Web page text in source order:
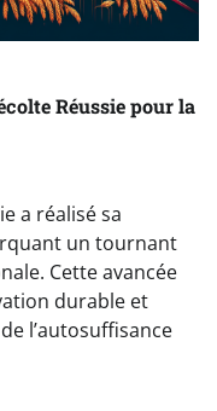
Réussie pour la
a réalisé sa
un tournant
Cette avancée
durable et
l’autosuffisance